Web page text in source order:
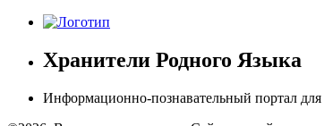
Хранители Родного Языка
Информационно-познавательный портал для